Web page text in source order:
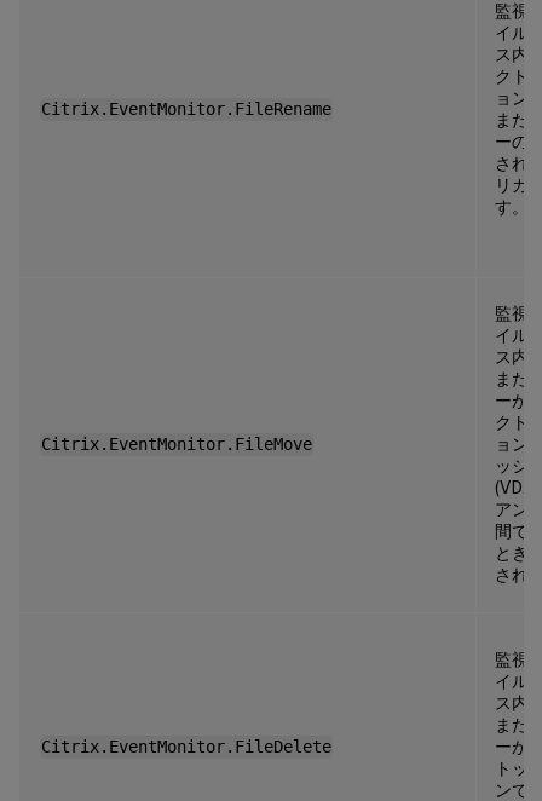
Citrix.EventMonitor.FileRename
監視
イル
ス内
クト
ョン
また
ーの
され
リガ
す。
Citrix.EventMonitor.FileMove
監視
イル
ス内
また
ーが
クト
ョン
ッシ
アン
間で
とき
され
Citrix.EventMonitor.FileDelete
監視
イル
ス内
また
ーが
トッ
ンで